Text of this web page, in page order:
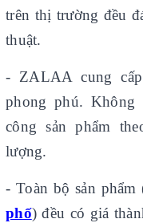
trên thị trường đều
thuật.
- ZALAA cung
phong phú. Không
công sản phẩm
lượng.
- Toàn bộ sản
phố) đều có giá